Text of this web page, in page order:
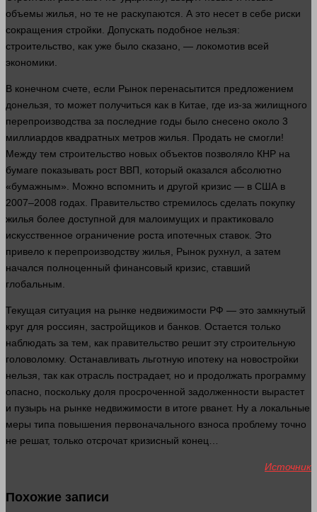
объемы жилья, но те не раскупаются. А это несет в себе риски
сокращения стройки. Допускать подобное нельзя:
строительство, как уже было сказано, — локомотив всей
экономики
В конечном счете, если Рынок перенасытится предложением
донельзя, то может получиться как в Китае, где из-за жилищного
перепроизводства за последние годы было снесено около 3
миллиардов квадратных метров жилья. Продать не смогли!
Между тем строительство новых объектов позволяло КНР на
бумаге показывать рост ВВП , который оказался абсолютно
«бумажным». Можно вспомнить и другой кризис — в США в
2007–2008 годах. Правительство стремилось сделать покупку
жилья более доступной для малоимущих и практиковало
искусственное ограничение роста ипотечных ставок. Это
привело к перепроизводству жилья, Рынок рухнул, а затем
начался полноценный финансовый кризис, ставший
глобальным.
Текущая ситуация на рынке недвижимости РФ — это замкнутый
круг для россиян, застройщиков и банков. Остается только
наблюдать за тем, как правительство решит эту строительную
головоломку. Останавливать льготную ипотеку на новостройки
нельзя , так как отрасль пострадает, но и продолжать программу
опасно, поскольку доля просроченной задолженности вырастет
и пузырь на рынке недвижимости в итоге рванет. Ну а локальные
меры типа повышения первоначального взноса проблему точно
не решат, только отсрочат кризисный конец…
Источник
Похожие записи